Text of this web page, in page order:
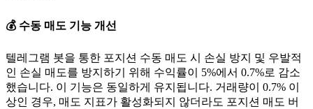
💰 수동 매도 기능 개선
텔레그램 봇을 통한 포지션 수동 매도 시 손실 방지 및 우발적
인 손실 매도를 방지하기 위해 수익률이 5%에서 0.7%로 감소
했습니다. 이 기능은 동일하게 유지됩니다. 거래량이 0.7% 이
상인 경우, 매도 지표가 활성화되지 않더라도 포지션 매도 버